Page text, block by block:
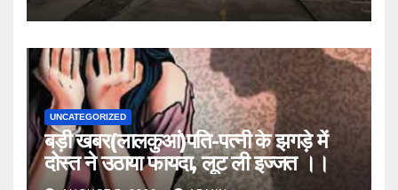
UNCATEGORIZED
बड़ी खबर(लालकुआं)पति-पत्नी के झगड़े में
दोस्त ने उठाया फायदा, लूट ली इज्जत ।।